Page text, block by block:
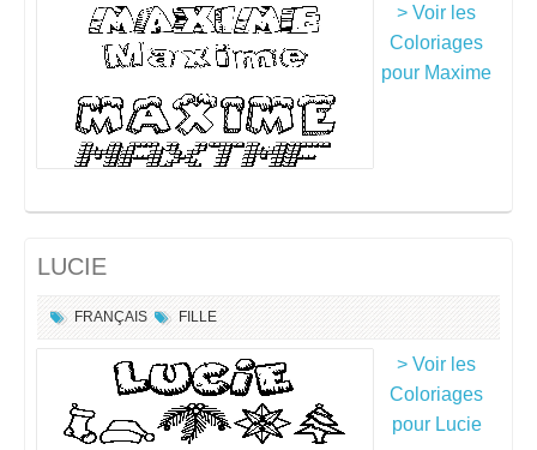
> Voir les
Coloriages
pour Maxime
LUCIE
FRANÇAIS FILLE
> Voir les
Coloriages
pour Lucie